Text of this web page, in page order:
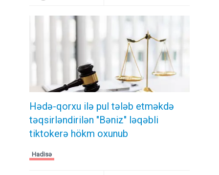
Hədə-qorxu ilə pul tələb etməkdə
təqsirləndirilən "Bəniz" ləqəbli
tiktokerə hökm oxunub
Hadisə